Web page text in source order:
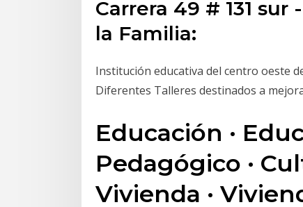
Carrera 49 # 131
la Familia:
Institución educativa del centro oeste
Diferentes Talleres destinados a
Educación ·
Pedagógico ·
Vivienda ·